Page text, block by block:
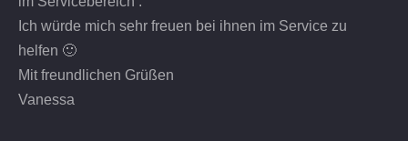
Ich würde mich sehr freuen bei ihnen im Service zu
helfen 🙂
Mit freundlichen Grüßen
Vanessa